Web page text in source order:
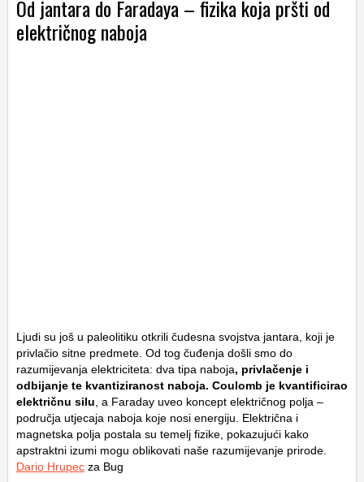
Od jantara do Faradaya – fizika koja pršti od
električnog naboja
Ljudi su još u paleolitiku otkrili čudesna svojstva jantara, koji je
privlačio sitne predmete. Od tog čuđenja došli smo do
razumijevanja elektriciteta: dva tipa naboja, privlačenje i
odbijanje te kvantiziranost naboja. Coulomb je kvantificirao
električnu silu , a Faraday uveo koncept električnog polja –
područja utjecaja naboja koje nosi energiju. Električna i
magnetska polja postala su temelj fizike, pokazujući kako
apstraktni izumi mogu oblikovati naše razumijevanje prirode.
Dario Hrupec za Bug